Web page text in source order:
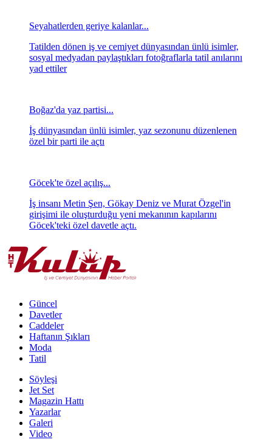
Seyahatlerden geriye kalanlar...
Tatilden dönen iş ve cemiyet dünyasından ünlü isimler,
sosyal medyadan paylaştıkları fotoğraflarla tatil anılarını
yad ettiler
Boğaz'da yaz partisi...
İş dünyasından ünlü isimler, yaz sezonunu düzenlenen
özel bir parti ile açtı
Göcek'te özel açılış...
İş insanı Metin Şen, Gökay Deniz ve Murat Özgel'in
girişimi ile oluşturduğu yeni mekanının kapılarını
Göcek'teki özel davetle açtı.
Güncel
Davetler
Caddeler
Haftanın Şıkları
Moda
Tatil
Söyleşi
Jet Set
Magazin Hattı
Yazarlar
Galeri
Video